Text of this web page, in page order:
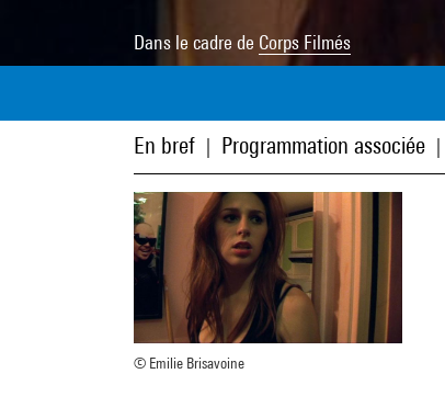
Dans le cadre de Corps Filmés
En bref Programmation associée
© Emilie Brisavoine